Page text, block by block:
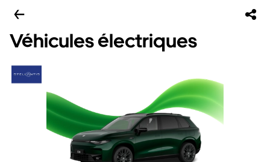
Véhicules électriques